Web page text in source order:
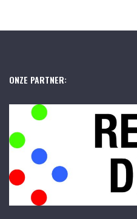
ONZE PARTNER: